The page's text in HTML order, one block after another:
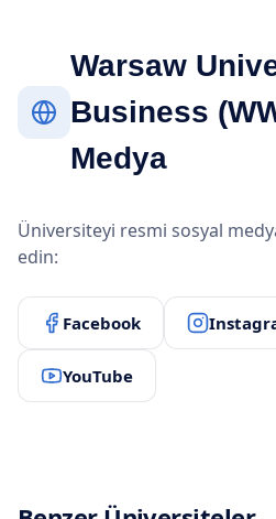
Warsaw
Business
Medya
Üniversiteyi resmi sosyal
edin:
Facebook
YouTube